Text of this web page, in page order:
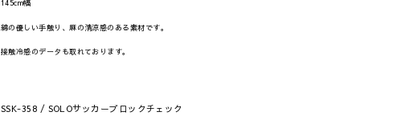
145cm幅
綿の優しい手触り、麻の清涼感のある素材です。
接触冷感のデータも取れております。
SSK-358 / SOLOサッカーブロックチェック